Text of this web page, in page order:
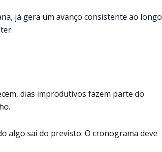
já gera um avanço consistente ao longo
dias improdutivos fazem parte do
algo sai do previsto. O cronograma deve